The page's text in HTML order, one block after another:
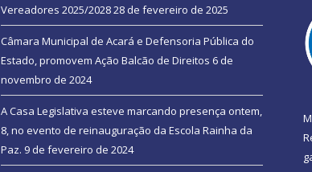
Vereadores 2025/202828 de fevereiro de 2025
Câmara Municipal de Acará e Defensoria Pública do
Estado, promovem Ação Balcão de Direitos 6 de
novembro de 2024
A Casa Legislativa esteve marcando presença ontem,
8, no evento de reinauguração da Escola Rainha da
Paz. 9 de fevereiro de 2024